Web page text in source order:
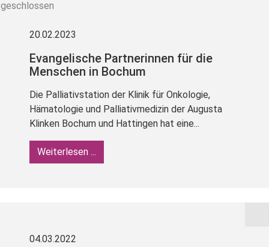
geschlossen
20.02.2023
Evangelische Partnerinnen für die
Menschen in Bochum
Die Palliativstation der Klinik für Onkologie,
Hämatologie und Palliativmedizin der Augusta
Klinken Bochum und Hattingen hat eine...
Weiterlesen ...
04.03.2022